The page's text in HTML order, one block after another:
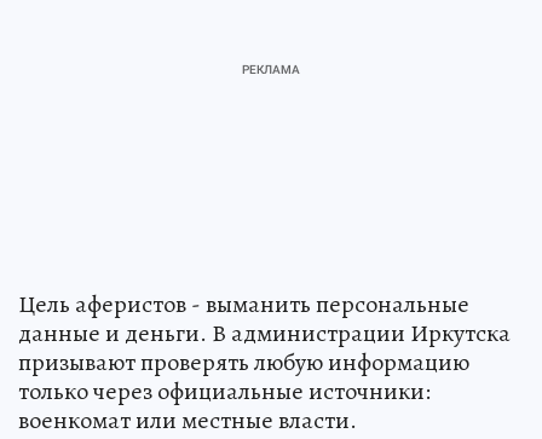
Цель аферистов - выманить персональные
данные и деньги. В администрации Иркутска
призывают проверять любую информацию
только через официальные источники:
военкомат или местные власти.